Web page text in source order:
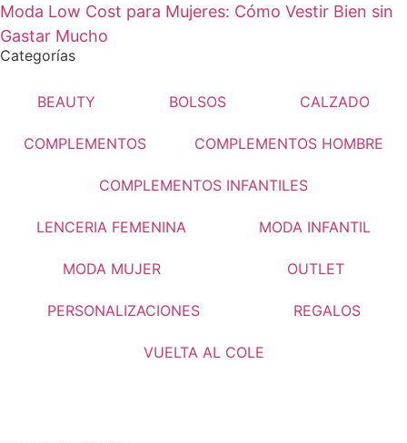
Moda Low Cost para Mujeres: Cómo Vestir Bien sin
Gastar Mucho
Categorías
BEAUTY BOLSOS CALZADO
COMPLEMENTOS COMPLEMENTOS HOMBRE
COMPLEMENTOS INFANTILES
LENCERIA FEMENINA MODA INFANTIL
MODA MUJER OUTLET
PERSONALIZACIONES REGALOS
VUELTA AL COLE